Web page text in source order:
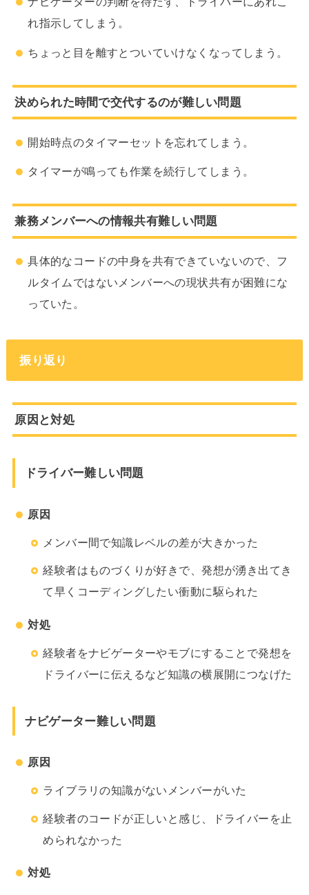
れ指示してしまう。
ちょっと目を離すとついていけなくなってしまう。
決められた時間で交代するのが難しい問題
開始時点のタイマーセットを忘れてしまう。
タイマーが鳴っても作業を続行してしまう。
兼務メンバーへの情報共有難しい問題
具体的なコードの中身を共有できていないので、フ
ルタイムではないメンバーへの現状共有が困難にな
っていた。
振り返り
原因と対処
ドライバー難しい問題
原因
メンバー間で知識レベルの差が大きかった
経験者はものづくりが好きで、発想が湧き出てき
て早くコーディングしたい衝動に駆られた
対処
経験者をナビゲーターやモブにすることで発想を
ドライバーに伝えるなど知識の横展開につなげた
ナビゲーター難しい問題
原因
ライブラリの知識がないメンバーがいた
経験者のコードが正しいと感じ、ドライバーを止
められなかった
対処